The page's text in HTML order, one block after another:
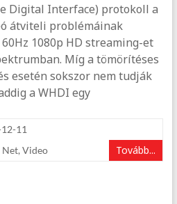
Digital Interface) protokoll a
átviteli problémáinak
1080p HD streaming-et
Míg a tömörítéses
esetén sokszor nem tudják
a WHDI egy
11
Net, Video Tovább...